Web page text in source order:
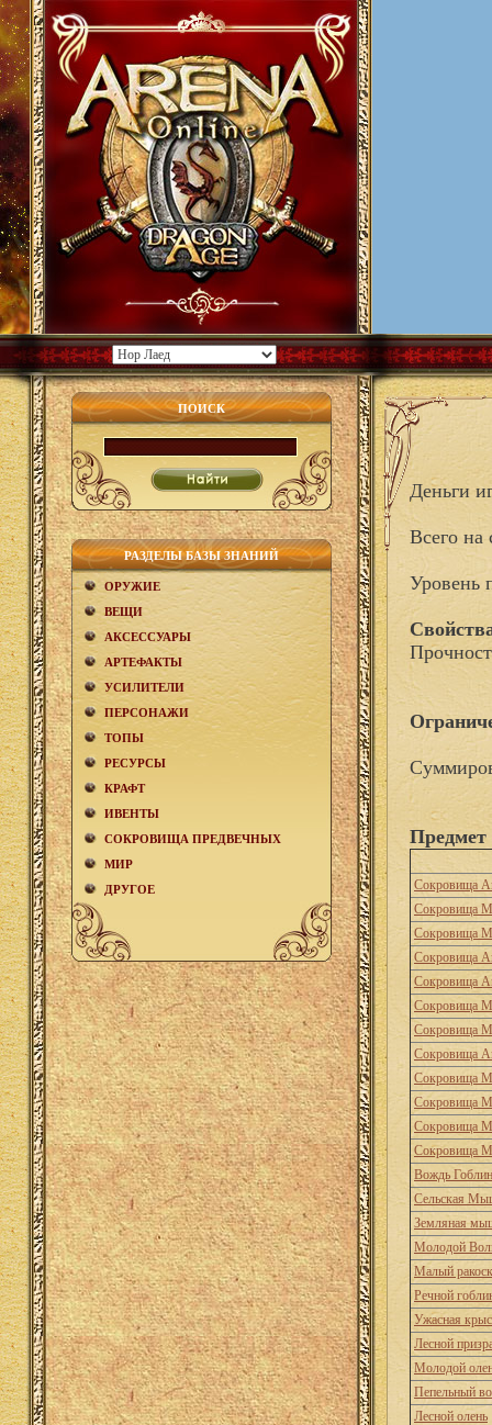
ПОИСК
РАЗДЕЛЫ БАЗЫ ЗНАНИЙ
ОРУЖИЕ
ВЕЩИ
АКCЕСCУАРЫ
АРТЕФАКТЫ
УСИЛИТЕЛИ
ПЕРСОНАЖИ
ТОПЫ
РЕСУРСЫ
КРАФТ
ИВЕНТЫ
СОКРОВИЩА ПРЕДВЕЧНЫХ
МИР
ДРУГОЕ
Деньги
Всего на
Уровень
Сокровища
Сокровища
Сокровища
Сокровища
Сокровища
Сокровища
Сокровища
Сокровища
Сокровища
Сокровища
Сокровища
Сокровища
Вождь
Сельская
Земляная
Молодой
Малый
Речной
Ужасная
Лесной
Молодой
Пепельный
Лесной олень